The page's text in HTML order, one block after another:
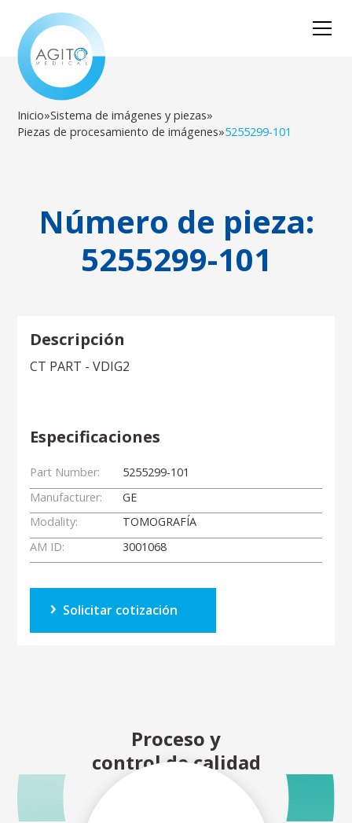
Inicio»Sistema de imágenes y piezas»
Piezas de procesamiento de imágenes»5255299-101
Número de pieza:
5255299-101
Descripción
CT PART - VDIG2
Especificaciones
Part Number:
5255299-101
Manufacturer:
GE
Modality:
TOMOGRAFÍA
AM ID:
3001068
Solicitar cotización
Proceso y
control de calidad